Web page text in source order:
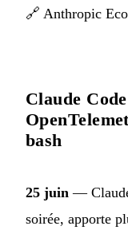
🔗 Anthropic
Claude
bash
25 juin —
soirée, apporte